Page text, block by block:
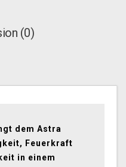
(0)
dem Astra
Feuerkraft
in einem